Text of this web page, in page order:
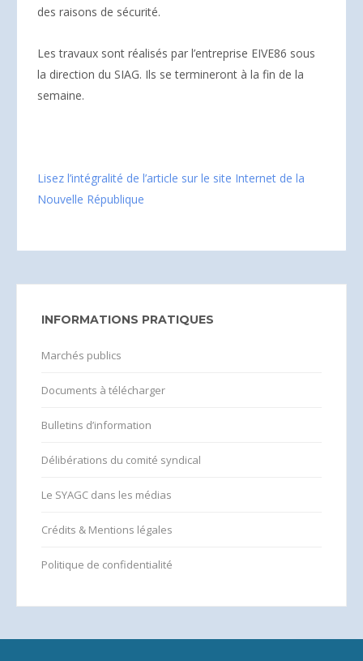
des raisons de sécurité.
Les travaux sont réalisés par l’entreprise EIVE86 sous
la direction du SIAG. Ils se termineront à la fin de la
semaine.
Lisez l’intégralité de l’article sur le site Internet de la
Nouvelle République
INFORMATIONS PRATIQUES
Marchés publics
Documents à télécharger
Bulletins d’information
Délibérations du comité syndical
Le SYAGC dans les médias
Crédits & Mentions légales
Politique de confidentialité